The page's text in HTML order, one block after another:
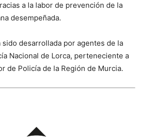
a la labor de prevención de la
desempeñada.
desarrollada por agentes de la
Nacional de Lorca, perteneciente a
de Policía de la Región de Murcia.